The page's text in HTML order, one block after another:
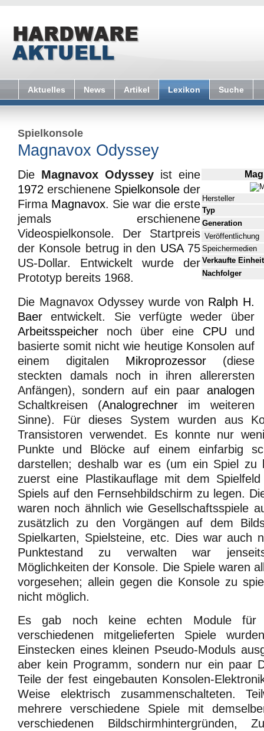
Aktuelles News Artikel Lexikon Suche
Spielkonsole
Magnavox Odyssey
Hersteller
Typ
Generation
Veröffentlichung
Speichermedien
Verkaufte
Nachfolger
Die Magnavox Odyssey ist eine
1972 erschienene Spielkonsole der
Firma Magnavox. Sie war die erste
jemals erschienene
Videospielkonsole. Der Startpreis
der Konsole betrug in den USA75
US-Dollar. Entwickelt wurde der
Prototyp bereits 1968.
Die Magnavox Odyssey wurde von Ralph H.
Baer entwickelt. Sie verfügte weder über
Arbeitsspeicher noch über eine CPU und
basierte somit nicht wie heutige Konsolen auf
einem digitalen Mikroprozessor(diese
steckten damals noch in ihren allerersten
Anfängen), sondern auf ein paar analogen
Schaltkreisen (Analogrechnerim weiteren
Sinne). Für dieses System wurden aus
Transistoren verwendet. Es konnte nur
Punkte und Blöcke auf einem einfarbig
darstellen; deshalb war es (um ein Spiel zu
zuerst eine Plastikauflage mit dem
Spiels auf den Fernsehbildschirm zu legen.
waren noch ähnlich wie Gesellschaftsspiele
zusätzlich zu den Vorgängen auf dem
Spielkarten, Spielsteine, etc. Dies war auch
Punktestand zu verwalten war
Möglichkeiten der Konsole. Die Spiele waren
vorgesehen; allein gegen die Konsole zu
nicht möglich.
Es gab noch keine echten Module für
verschiedenen mitgelieferten Spiele
Einstecken eines kleinen Pseudo-Moduls
aber kein Programm, sondern nur ein paar
Teile der fest eingebauten Konsolen-
Weise elektrisch zusammenschalteten.
mehrere verschiedene Spiele mit
verschiedenen Bildschirmhintergründen,